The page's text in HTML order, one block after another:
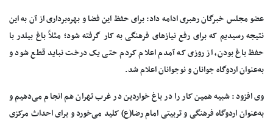
عضو مجلس خبرگان رهبری ادامه داد: برای حفظ این فضا و بهره‌برداری از آن به این
نتیجه رسیدیم که برای رفع نیازهای فرهنگی به کار گرفته شود؛ مثلاً باغ بیلدر با
حفظ باغ بودن، از روزی که آمدم اعلام کردم حتی یک درخت نباید قطع شود و
به‌عنوان اردوگاه جوانان و نوجوانان اعلام شد.
وی افزود: شبیه همین کار را در باغ خواردین در غرب تهران هم انجام می‌دهیم و
به‌عنوان اردوگاه فرهنگی و تربیتی امام رضا(ع) کلید می‌خورد و برای احداث مرکزی